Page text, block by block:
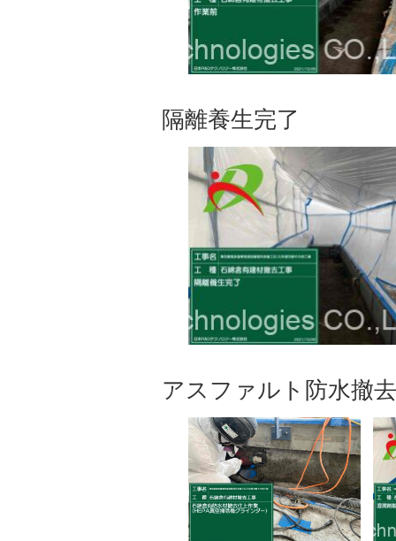
隔離養生完了
アスファルト防水撤